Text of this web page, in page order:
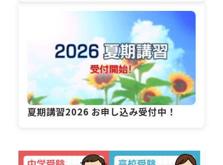
夏期講習2026 お申し込み受付中！